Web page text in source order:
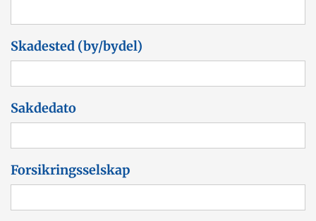
Skadested (by/bydel)
Sakdedato
Forsikringsselskap